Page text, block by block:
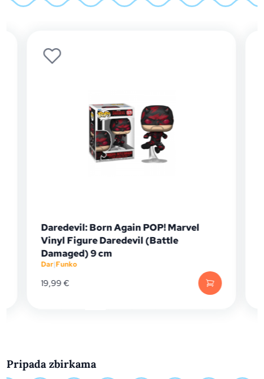
Daredevil: Born Again POP! Marvel
Vinyl Figure Daredevil (Battle
Damaged) 9 cm
Dar|Funko
19,99€
Pripada zbirkama